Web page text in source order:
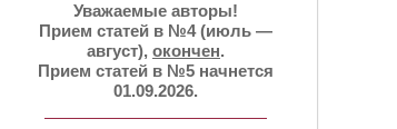
Уважаемые авторы!
Прием статей в №4 (июль —
август), окончен.
Прием статей в №5 начнется
01.09.2026.